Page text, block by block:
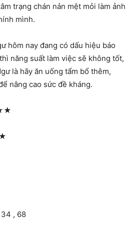
trạng chán nản mệt mỏi làm ảnh
mình.
hôm nay đang có dấu hiệu báo
năng suất làm việc sẽ không tốt,
là hãy ăn uống tẩm bổ thêm,
nâng cao sức đề kháng.
34 , 68